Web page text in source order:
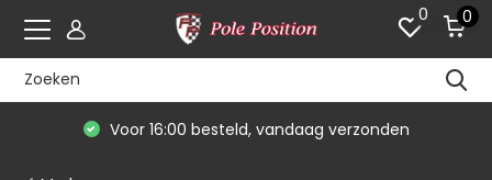
0 0
Voor 16:00 besteld, vandaag verzonden